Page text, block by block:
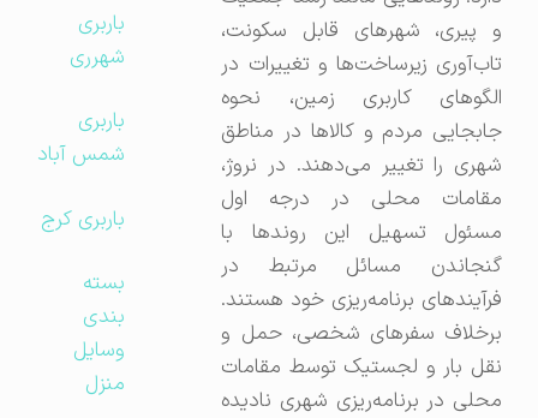
و پیری، شهرهای قابل سکونت،
تاب‌آوری زیرساخت‌ها و تغییرات در
الگوهای کاربری زمین، نحوه
جابجایی مردم و کالاها در مناطق
شهری را تغییر می‌دهند. در نروژ،
مقامات محلی در درجه اول
مسئول تسهیل این روندها با
گنجاندن مسائل مرتبط در
فرآیندهای برنامه‌ریزی خود هستند.
برخلاف سفرهای شخصی، حمل و
نقل بار و لجستیک توسط مقامات
محلی در برنامه‌ریزی شهری نادیده
باربری
شهرری
باربری
شمس آباد
باربری کرج
بسته
بندی
وسایل
منزل